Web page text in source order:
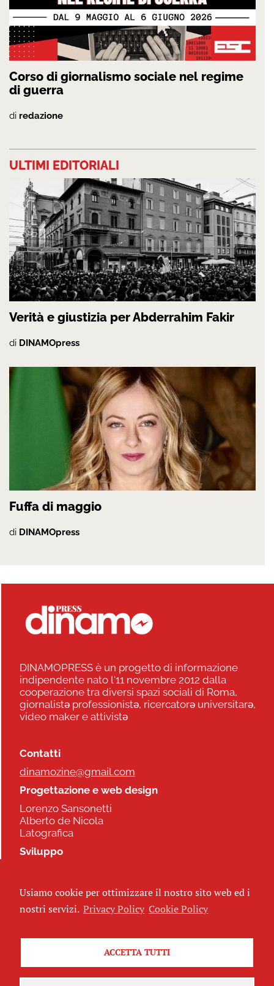
Corso di giornalismo sociale nel regime
di guerra
di redazione
ULTIMI EDITORIALI
Verità e giustizia per Abderrahim Fakir
di DINAMOpress
Fuffa di maggio
di DINAMOpress
DINAMOPRESS è un progetto di informazione
indipendente nato l'11 novembre 2012 dalla
cooperazione tra diversi spazi sociali di Roma,
giornalistə professionistə, ricercatorə universitarə,
video maker e attivistə
Contatti
dinamozine@gmail.com
Progettazione e web design
Lorenzo Sansonetti
Alberto de Nicola
Latografica
Sviluppo
Seguici
Iscriviti alla newsletter
Usiamo cookie per ottimizzare il nostro sito web ed i
nostri servizi. Privacy Policy Cookie Policy
ACCETTA TUTTI